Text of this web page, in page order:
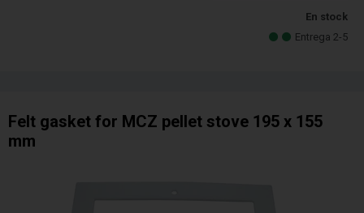
En stock
Entrega 2-5
Felt gasket for MCZ pellet stove 195 x 155
mm